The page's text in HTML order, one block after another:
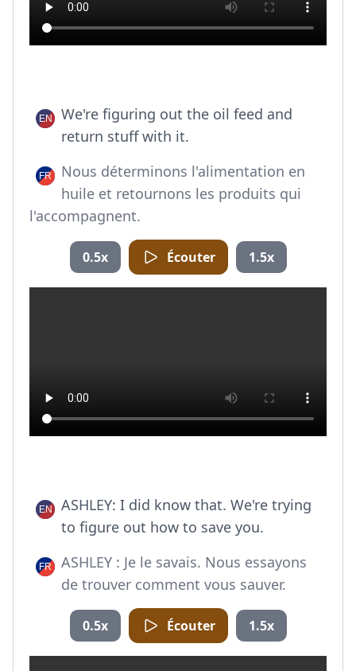
We're figuring out the oil feed and
return stuff with it.
Nous déterminons l'alimentation en
huile et retournons les produits qui
l'accompagnent.
0.5x Écouter 1.5x
ASHLEY: I did know that. We're trying
to figure out how to save you.
ASHLEY : Je le savais. Nous essayons
de trouver comment vous sauver.
0.5x Écouter 1.5x